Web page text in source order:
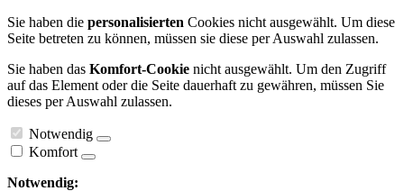
Sie haben die personalisierten Cookies nicht ausgewählt. Um diese
Seite betreten zu können, müssen sie diese per Auswahl zulassen.
Sie haben das Komfort-Cookie nicht ausgewählt. Um den Zugriff
auf das Element oder die Seite dauerhaft zu gewähren, müssen Sie
dieses per Auswahl zulassen.
Notwendig
Komfort
Notwendig: